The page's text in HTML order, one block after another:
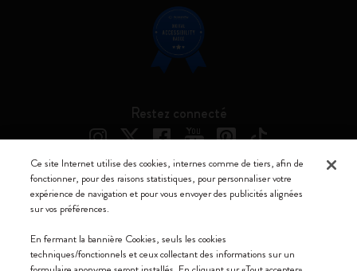
Restez connecté
Moleskine ® est une marque enregistrée de Moleskine Srl a socio unico
Italia - P. IVA / CCIAA n. 07234480965 - REA MI 1945400 - Cap.
Soc. €2.181.513,42
Ce site Internet utilise des cookies, internes comme de tiers, afin de
fonctionner, pour des raisons statistiques, pour personnaliser votre
expérience de navigation et pour vous envoyer des publicités alignées
sur vos préférences.
En fermant la bannière Cookies, seuls les cookies
techniques/fonctionnels et ceux collectant des informations sur un